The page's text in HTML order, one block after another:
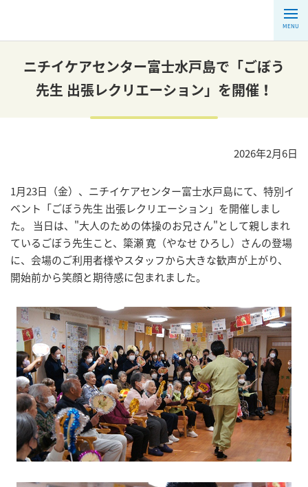
MENU
ニチイケアセンター富士水戸島で「ごぼう
先生 出張レクリエーション」を開催！
2026年2月6日
1月23日（金）、ニチイケアセンター富士水戸島にて、特別イ
ベント「ごぼう先生 出張レクリエーション」を開催しまし
た。 当日は、"大人のための体操のお兄さん"として親しまれ
ているごぼう先生こと、簗瀬 寛（やなせ ひろし）さんの登場
に、会場のご利用者様やスタッフから大きな歓声が上がり、
開始前から笑顔と期待感に包まれました。